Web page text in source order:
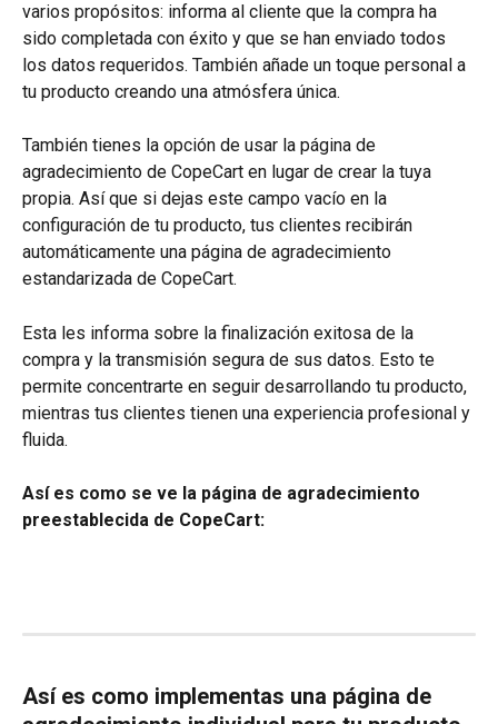
varios propósitos: informa al cliente que la compra ha
sido completada con éxito y que se han enviado todos
los datos requeridos. También añade un toque personal a
tu producto creando una atmósfera única.
También tienes la opción de usar la página de
agradecimiento de CopeCart en lugar de crear la tuya
propia. Así que si dejas este campo vacío en la
configuración de tu producto, tus clientes recibirán
automáticamente una página de agradecimiento
estandarizada de CopeCart.
Esta les informa sobre la finalización exitosa de la
compra y la transmisión segura de sus datos. Esto te
permite concentrarte en seguir desarrollando tu producto,
mientras tus clientes tienen una experiencia profesional y
fluida.
Así es como se ve la página de agradecimiento
preestablecida de CopeCart:
Así es como implementas una página de